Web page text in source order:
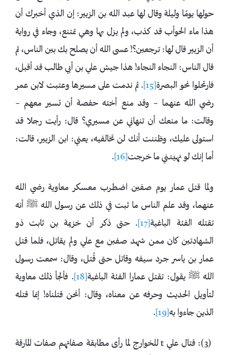
حولها يومًا وليلة وقال لها عبد الله بن الزبير: إن الذي أخبرك أن
هذا ماء الحوأب قد كذب، ولم يزل بها وهي تمتنع، وجاء في رواية
أن الزبير قال لها: ترجعين؟! عسى الله أن يصلح بك بين الناس، ثم
قال الناس: النجاء النجاء! هذا جيش علي بن أبي طالب قد أقبل،
فارتحلوا نحو البصرة[15]
. ثم ندمت على مسيرها وعتبت لابن عمر
رضي الله عنهما – وقد منع أخته حفصة أن تسير معهم –
وقالت: ما منعك أن تنهاني عن مسيري؟ قال: رأيت رجلا قد
استولى عليك، وظننت أنك لن تخالفيه، يعني: ابن الزبير، قالت:
أما إنك لو نهيتني ما خرجت[16]
.
ولما قتل عمار يوم صفين اضطرب معسكر معاوية رضي الله
عنهما، وقد علم الناس ما ثبت في ذلك عن رسول الله ﷺ أنه
تقتله الفئة الباغية[17]
. حتى ذكر أن خزيمة بن ثابت ذو
الشهادتين كان ممن شهد صفين مع علي ولم يقاتل، فلما قتل
عمار بن ياسر جرد سيفه وقاتل حتى قُتل، وقال: سمعت رسول
الله ﷺ يقول: تقتل عمارا الفئة الباغية[18]
. فألجأ ذلك معاوية
لتأويل الحديث وحرفه عن معناه، وقال: أنحن قتلناه! إنما قتله
الذين جاءوا به[19]
.
(3): قتال علي t للخوارج لما رأى مطابقة صفاتهم صفات المارقة